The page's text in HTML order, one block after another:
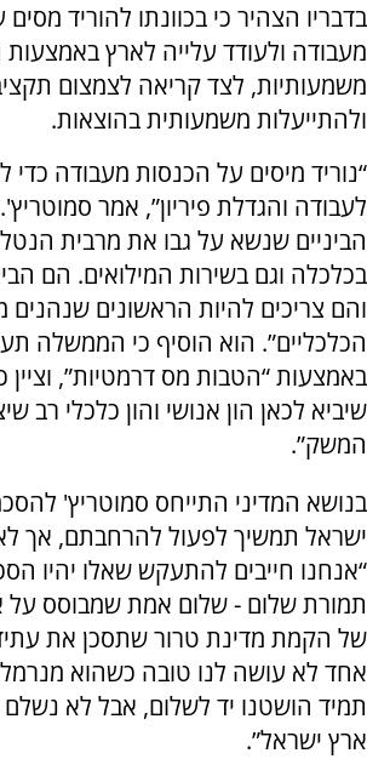
בדבריו הצהיר כי בכוונתו להוריד
מעבודה ולעודד עלייה לארץ
משמעותיות, לצד קריאה לצמצום
ולהתייעלות משמעותית בהוצאות.
“נוריד מיסים על הכנסות מעבודה כדי
לעבודה והגדלת פיריון”, אמר
הביניים שנשא על גבו את מרבית
בכלכלה וגם בשירות המילואים. הם
והם צריכים להיות הראשונים שנהנים
הכלכליים”. הוא הוסיף כי הממשלה
באמצעות “הטבות מס דרמטיות”, וציין
שיביא לכאן הון אנושי והון כלכלי רב
המשק”.
בנושא המדיני התייחס סמוטריץ'
ישראל תמשיך לפעול להרחבתם, אך
“אנחנו חייבים להתעקש שאלו יהיו
תמורת שלום - שלום אמת שמבוסס
של הקמת מדינת טרור שתסכן את
אחד לא עושה לנו טובה כשהוא מנרמל
תמיד הושטנו יד לשלום, אבל לא נשלם
ארץ ישראל”.